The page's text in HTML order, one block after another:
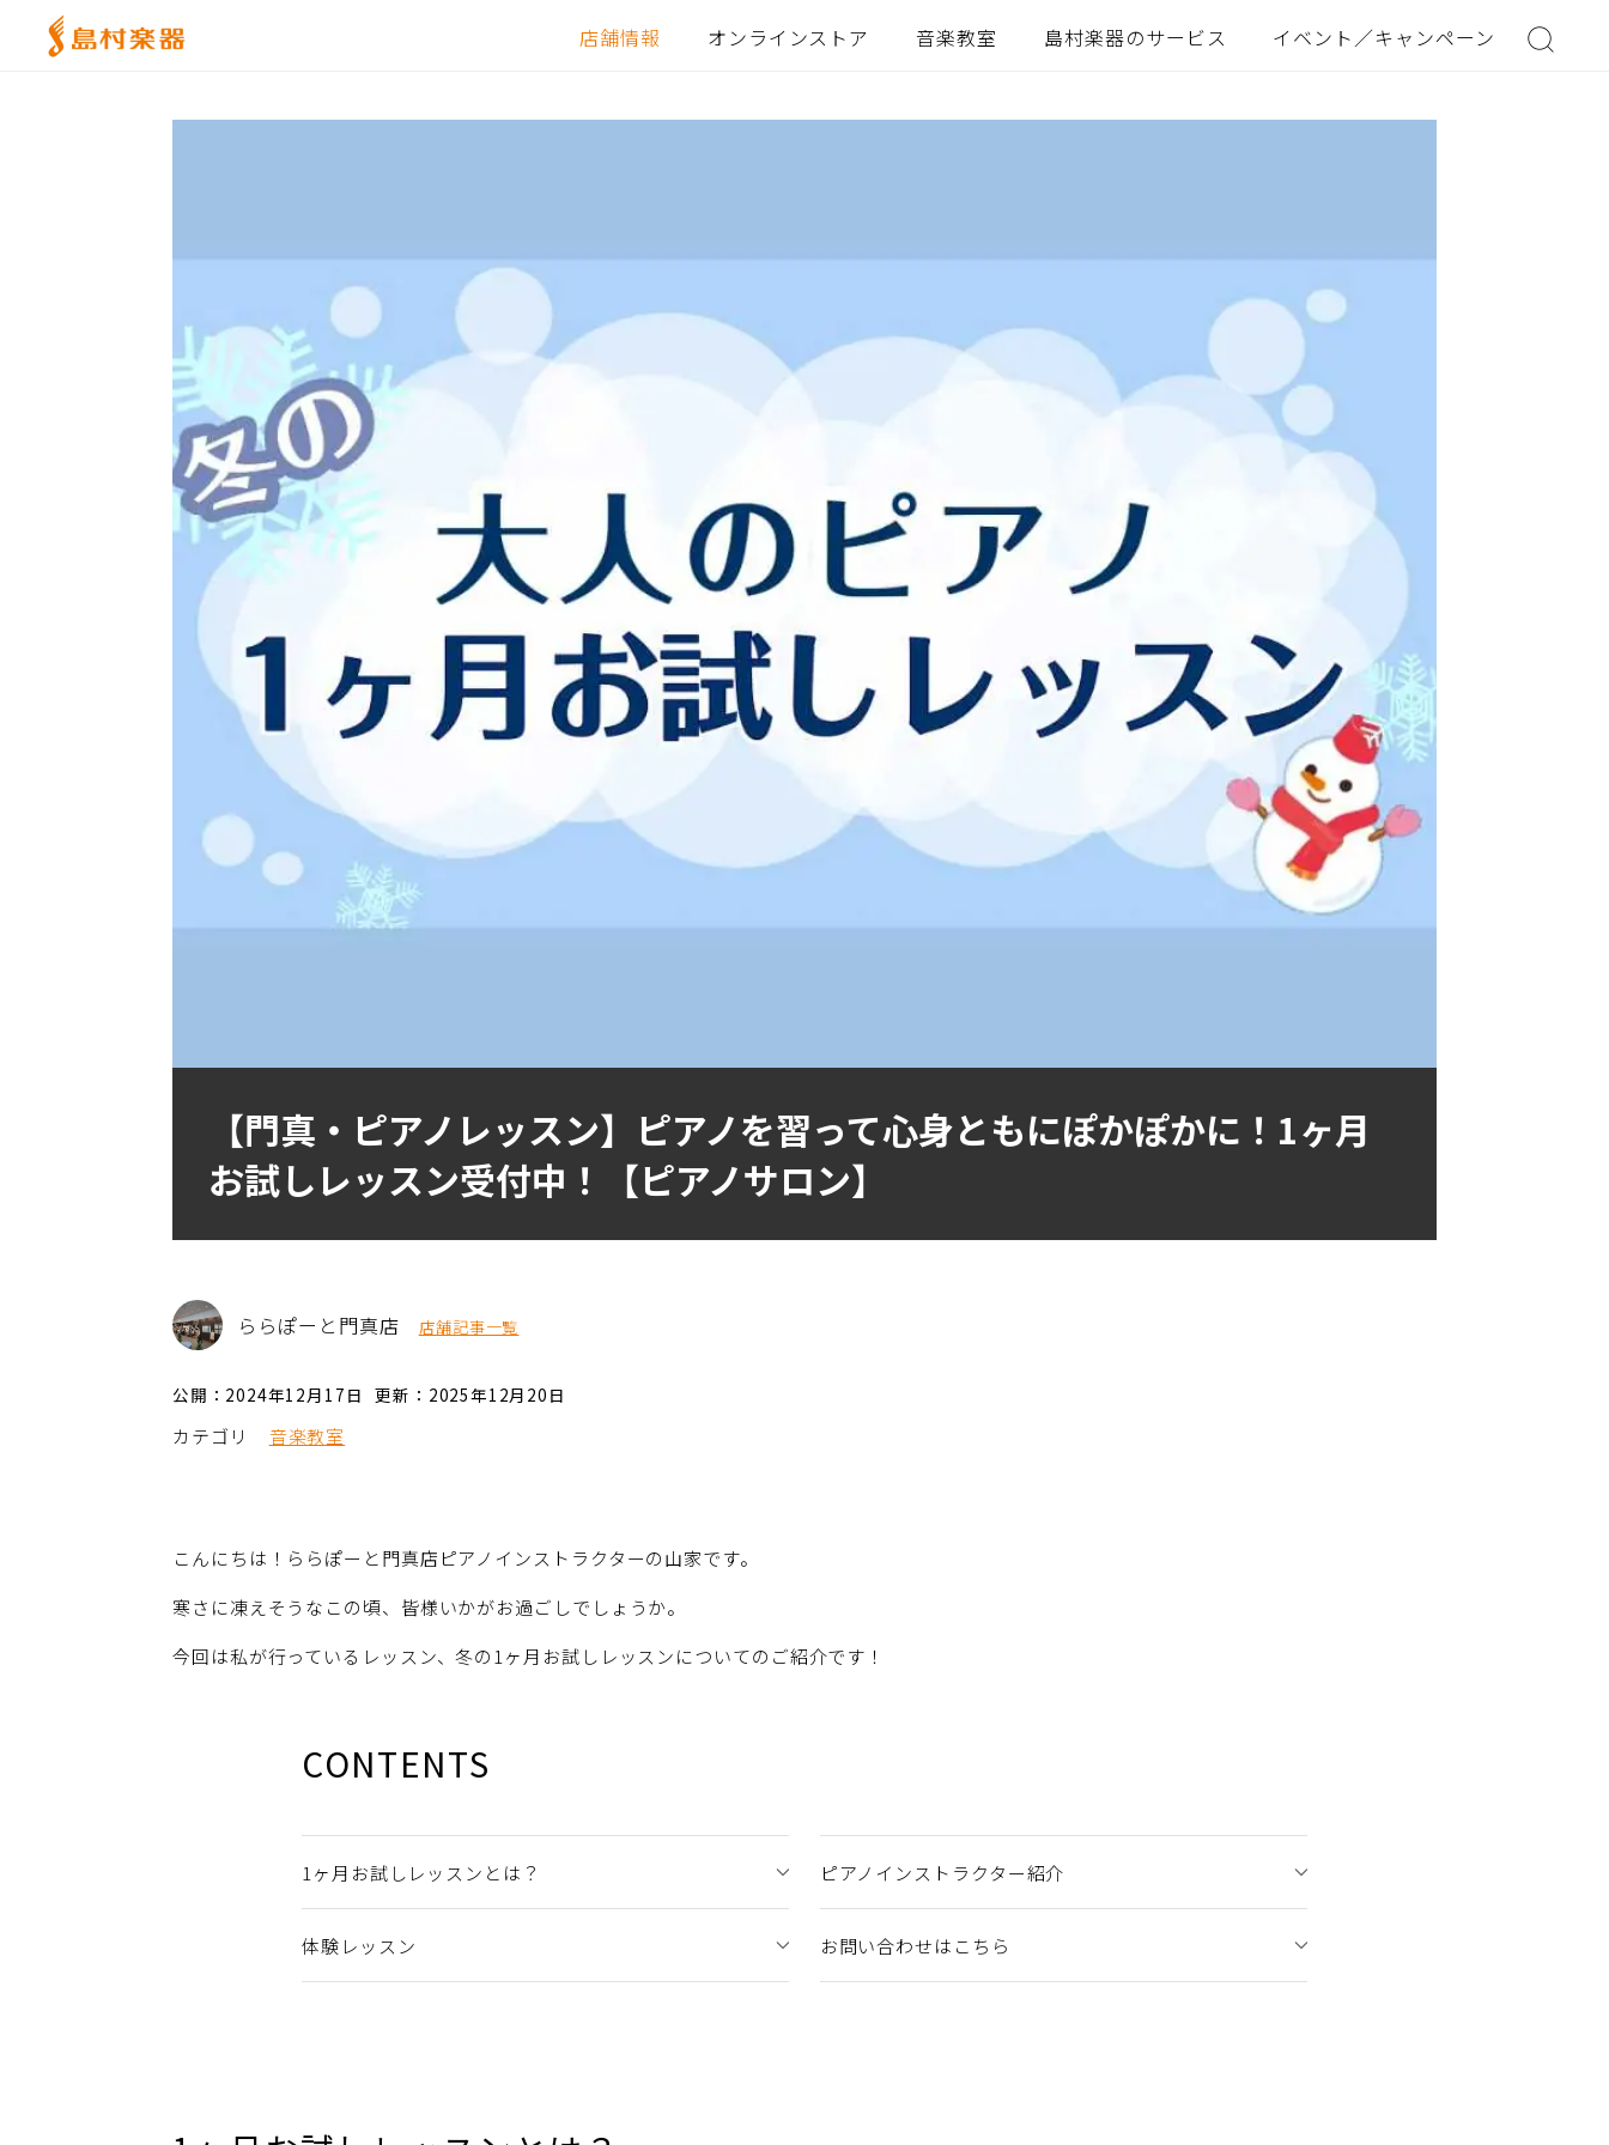
店舗情報 オンラインストア 音楽教室 島村楽器のサービス イベント／キャンペーン
【門真・ピアノレッスン】ピアノを習って心身ともにぽかぽかに！1ヶ月
お試しレッスン受付中！【ピアノサロン】
ららぽーと門真店 店舗記事一覧
公開：2024年12月17日 更新：2025年12月20日
カテゴリ 音楽教室
こんにちは！ららぽーと門真店ピアノインストラクターの山家です。
寒さに凍えそうなこの頃、皆様いかがお過ごしでしょうか。
今回は私が行っているレッスン、冬の1ヶ月お試しレッスンについてのご紹介です！
CONTENTS
1ヶ月お試しレッスンとは？ ピアノインストラクター紹介
体験レッスン お問い合わせはこちら